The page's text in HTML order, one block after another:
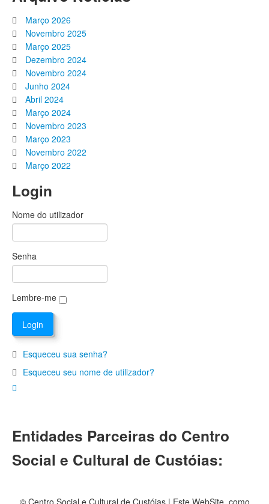
Março 2026
Novembro 2025
Março 2025
Dezembro 2024
Novembro 2024
Junho 2024
Abril 2024
Março 2024
Novembro 2023
Março 2023
Novembro 2022
Março 2022
Login
Nome do utilizador
Senha
Lembre-me
Esqueceu sua senha?
Esqueceu seu nome de utilizador?
Entidades Parceiras do Centro
Social e Cultural de Custóias:
© Centro Social e Cultural de Custóias | Este WebSite, como